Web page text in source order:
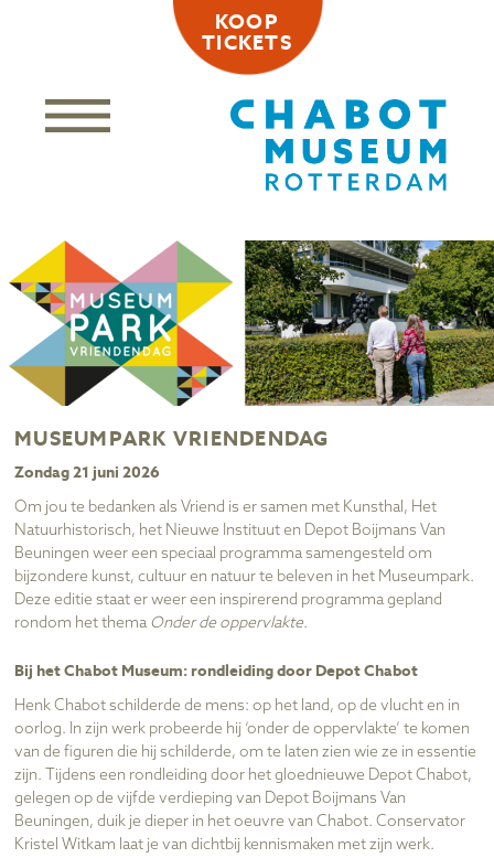
KOOP
TICKETS
MUSEUMPARK VRIENDENDAG
Zondag 21 juni 2026
Om jou te bedanken als Vriend is er samen met Kunsthal, Het
Natuurhistorisch, het Nieuwe Instituut en Depot Boijmans Van
Beuningen weer een speciaal programma samengesteld om
bijzondere kunst, cultuur en natuur te beleven in het Museumpark.
Deze editie staat er weer een inspirerend programma gepland
rondom het themaOnder de oppervlakte.
Bij het Chabot Museum: rondleiding door Depot Chabot
Henk Chabot schilderde de mens: op het land, op de vlucht en in
oorlog. In zijn werk probeerde hij ‘onder de oppervlakte’ te komen
van de figuren die hij schilderde, om te laten zien wie ze in essentie
zijn. Tijdens een rondleiding door het gloednieuwe Depot Chabot,
gelegen op de vijfde verdieping van Depot Boijmans Van
Beuningen, duik je dieper in het oeuvre van Chabot. Conservator
Kristel Witkam laat je van dichtbij kennismaken met zijn werk.